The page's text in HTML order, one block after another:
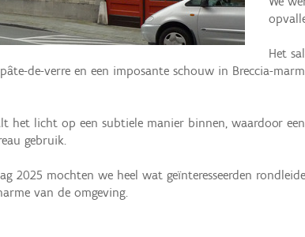
Het
de-verre en een imposante schouw in Breccia-
het licht op een subtiele manier binnen, waardoor
gebruik.
2025 mochten we heel wat geïnteresseerden
van de omgeving.